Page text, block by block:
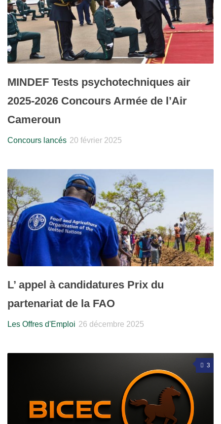
MINDEF Tests psychotechniques air
2025-2026 Concours Armée de l’Air
Cameroun
Concours lancés 20 février 2025
L’ appel à candidatures Prix du
partenariat de la FAO
Les Offres d'Emploi 26 décembre 2025
3